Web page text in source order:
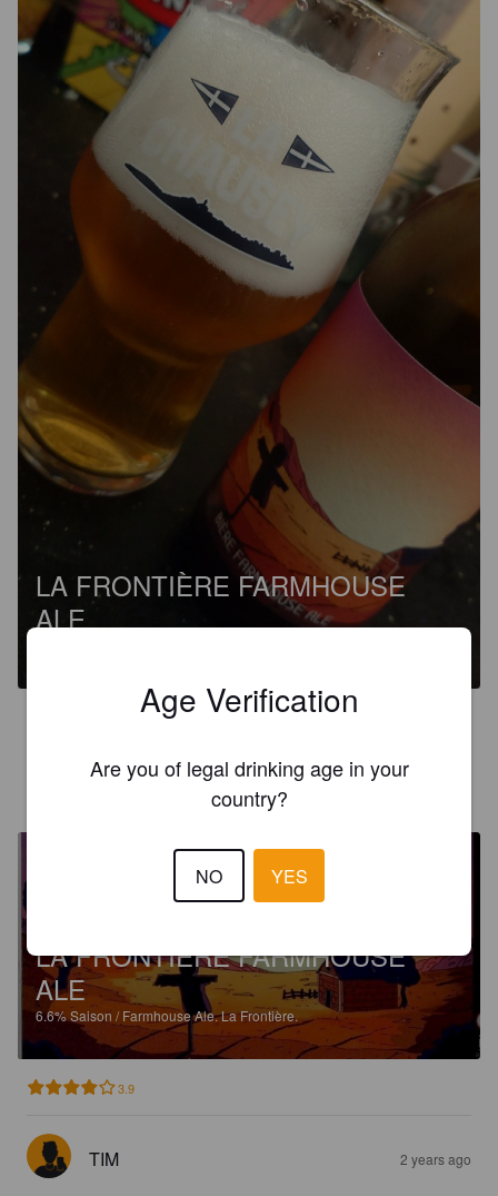
LA FRONTIÈRE FARMHOUSE
ALE
LA FRONTIÈRE FARMHOUSE
ALE
6.6%Saison / Farmhouse Ale.La Frontière.
3.9
TIM 2 years ago
Age Verification
Are you of legal drinking age in your
country?
NO YES